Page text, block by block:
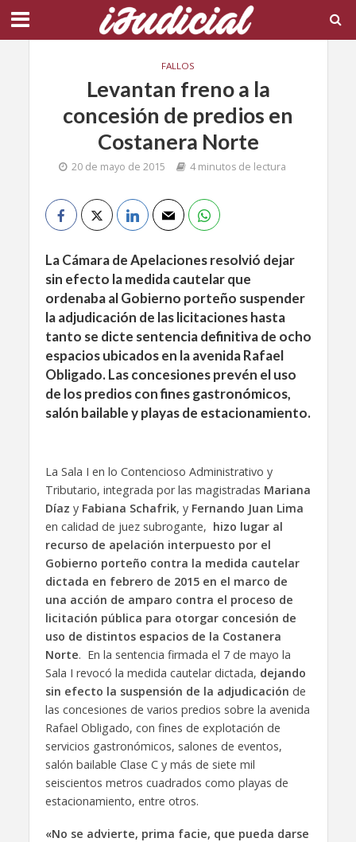
FALLOS
Levantan freno a la
concesión de predios en
Costanera Norte
20 de mayo de 2015 4 minutos de lectura
La Cámara de Apelaciones resolvió dejar
sin efecto la medida cautelar que
ordenaba al Gobierno porteño suspender
la adjudicación de las licitaciones hasta
tanto se dicte sentencia definitiva de ocho
espacios ubicados en la avenida Rafael
Obligado. Las concesiones prevén el uso
de los predios con fines gastronómicos,
salón bailable y playas de estacionamiento.
La Sala I en lo Contencioso Administrativo y
Tributario, integrada por las magistradas Mariana
Díaz y Fabiana Schafrik, y Fernando Juan Lima
en calidad de juez subrogante, hizo lugar al
recurso de apelación interpuesto por el
Gobierno porteño contra la medida cautelar
dictada en febrero de 2015 en el marco de
una acción de amparo contra el proceso de
licitación pública para otorgar concesión de
uso de distintos espacios de la Costanera
Norte. En la sentencia firmada el 7 de mayo la
Sala I revocó la medida cautelar dictada, dejando
sin efecto la suspensión de la adjudicación de
las concesiones de varios predios sobre la avenida
Rafael Obligado, con fines de explotación de
servicios gastronómicos, salones de eventos,
salón bailable Clase C y más de siete mil
seiscientos metros cuadrados como playas de
estacionamiento, entre otros.
«No se advierte, prima facie, que pueda darse